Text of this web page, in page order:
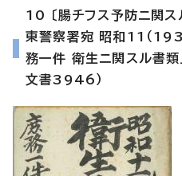
10 〔腸チフス予防ニ関ス
東警察署宛 昭和11（
務一件 衛生ニ関スル書類
文書3946）